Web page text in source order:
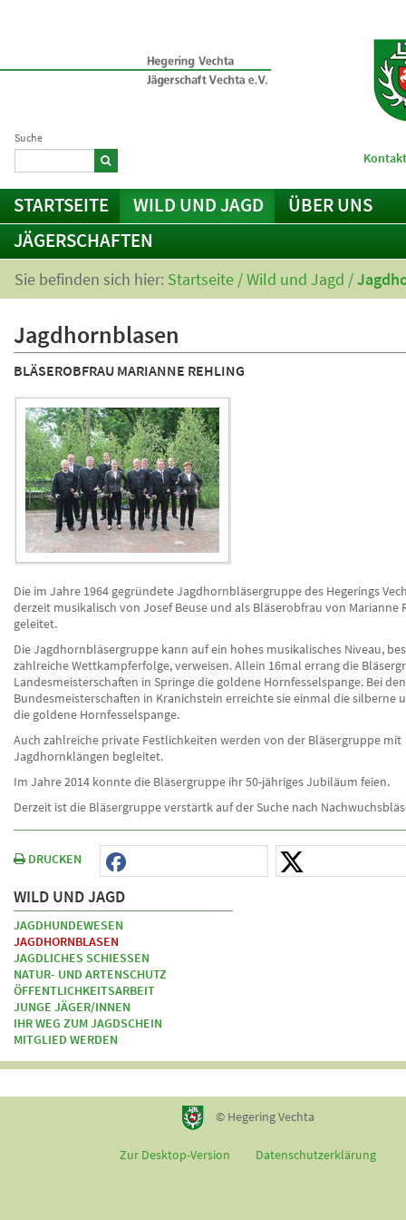
Suche
STARTSEITE WILD UND JAGD
ÜBER UNS
JÄGERSCHAFTEN
Sie befinden sich hier: Startseite /Wild und Jagd /
Jagdhornblasen
BLÄSEROBFRAU MARIANNE REHLING
Die im Jahre 1964 gegründete Jagdhornbläsergruppe des Hegerings
derzeit musikalisch von Josef Beuse und als Bläserobfrau von Marianne
geleitet.
Die Jagdhornbläsergruppe kann auf ein hohes musikalisches Niveau,
zahlreiche Wettkampferfolge, verweisen. Allein 16mal errang die
Landesmeisterschaften in Springe die goldene Hornfesselspange. Bei den
Bundesmeisterschaften in Kranichstein erreichte sie einmal die silberne
die goldene Hornfesselspange.
Auch zahlreiche private Festlichkeiten werden von der Bläsergruppe mit
Jagdhornklängen begleitet.
Im Jahre 2014 konnte die Bläsergruppe ihr 50-jähriges Jubiläum feien.
Derzeit ist die Bläsergruppe verstärtk auf der Suche nach
DRUCKEN
WILD UND JAGD
JAGDHUNDEWESEN
JAGDHORNBLASEN
JAGDLICHES SCHIESSEN
NATUR- UND ARTENSCHUTZ
ÖFFENTLICHKEITSARBEIT
JUNGE JÄGER/INNEN
IHR WEG ZUM JAGDSCHEIN
MITGLIED WERDEN
© Hegering Vechta
Zur Desktop-Version Datenschutzerklärung